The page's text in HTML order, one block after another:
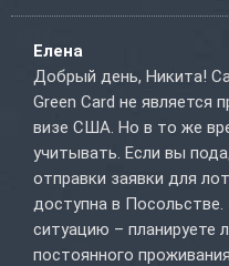
Елена
Добрый день, Никита!
Green Card не является
визе США. Но в то же
учитывать. Если вы
отправки заявки для
доступна в
ситуацию – планируете
постоянного